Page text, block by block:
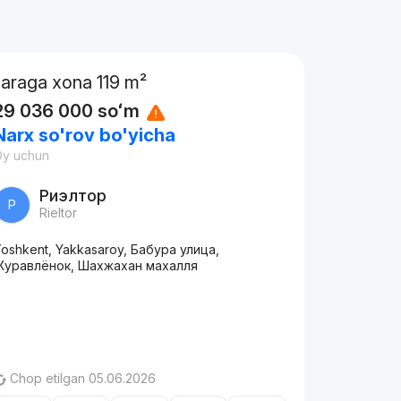
xona 119 m²
036 000 soʻm
so'rov bo'yicha
uchun
Р Риэлтор
Rieltor
Yakkasaroy, Бабура улица,
Шахжахан махалля
Chop etilgan 05.06.2026